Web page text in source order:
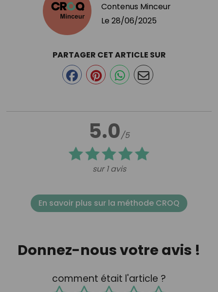
Contenus Minceur
Le 28/06/2025
5.0/5
sur 1 avis
PARTAGER CET ARTICLE SUR
En savoir plus sur la méthode CROQ
Donnez-nous votre avis !
comment était l'article ?